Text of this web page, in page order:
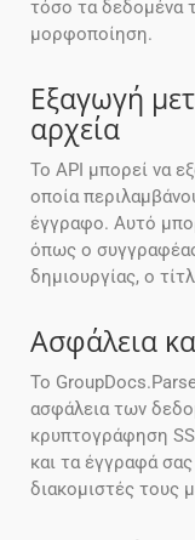
τόσο τα δεδομένα
μορφοποίηση.
Εξαγωγή
αρχεία
Το API μπορεί να
οποία
έγγραφο. Αυτό
όπως ο
δημιουργίας, ο
Ασφάλεια
Το
ασφάλεια των
κρυπτογράφηση
και τα έγγραφά
διακομιστές τους